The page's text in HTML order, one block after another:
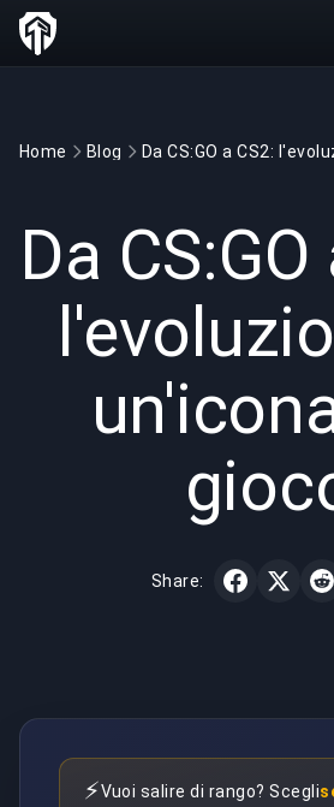
Home Blog
Da CS:GO
Share:
⚡Vuoi salire di rango? Scegli